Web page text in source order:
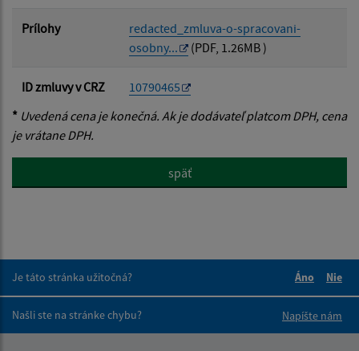
Prílohy
redacted_zmluva-o-spracovani-
osobny...
(PDF, 1.26MB )
ID zmluvy v CRZ
10790465
* Uvedená cena je konečná. Ak je dodávateľ platcom DPH, cena
je vrátane DPH.
späť
Je táto stránka užitočná?
Áno
Nie
Našli ste na stránke chybu?
Napíšte nám